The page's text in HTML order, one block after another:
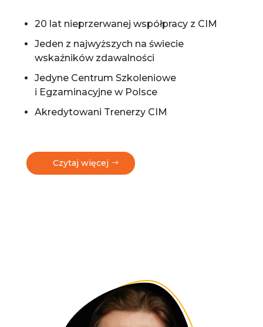
20 lat nieprzerwanej współpracy z CIM
Jeden z najwyższych na świecie
wskaźników zdawalności
Jedyne Centrum Szkoleniowe
i Egzaminacyjne w Polsce
Akredytowani Trenerzy CIM
Czytaj więcej